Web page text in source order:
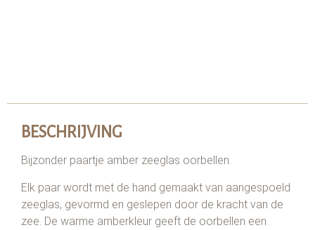
BESCHRIJVING
Bijzonder paartje amber zeeglas oorbellen.
Elk paar wordt met de hand gemaakt van aangespoeld
zeeglas, gevormd en geslepen door de kracht van de
zee. De warme amberkleur geeft de oorbellen een